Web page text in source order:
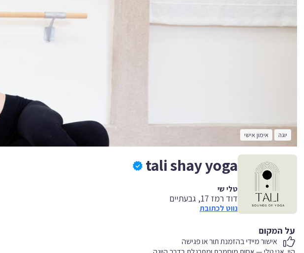
יוגה אימון אישי
tali shay yoga
טלי שי
דוד רמז 17, גבעתיים
נווט לכתובת
על המקום
אישור מיידי בהזמנת תור או פגישה